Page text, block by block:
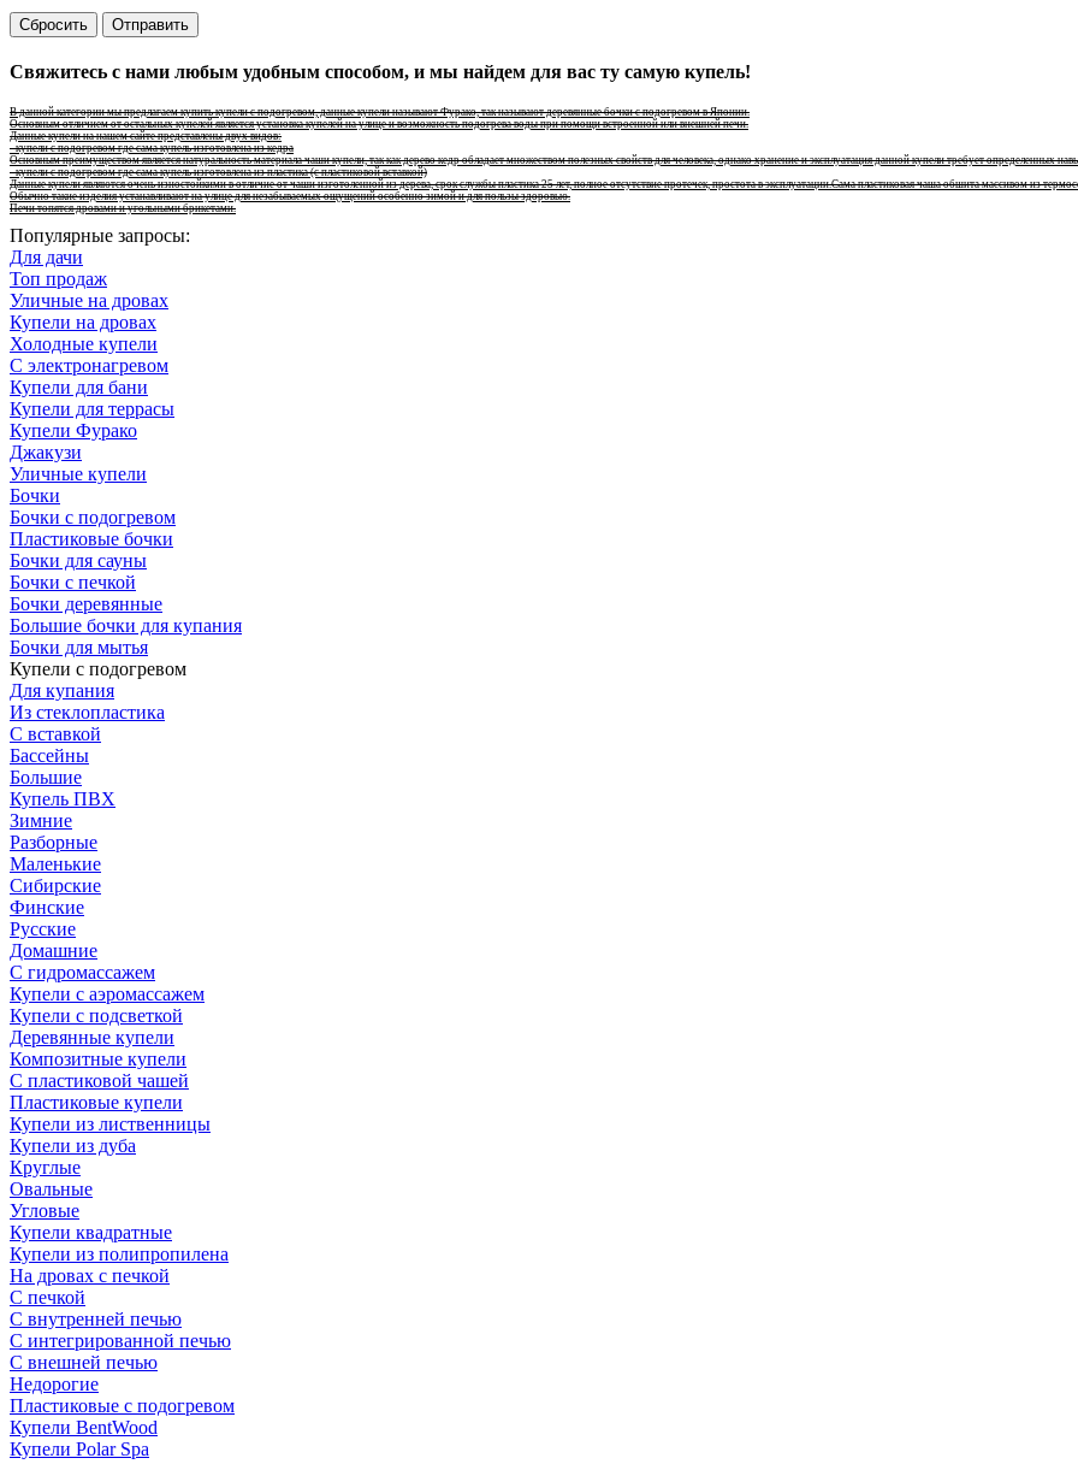
Сбросить Отправить
Свяжитесь с нами любым удобным способом, и мы найдем для вас ту самую купель!
В данной категории мы предлагаем купить купели с подогревом, данные купели называют Фурако, так называют деревянные бочки с подогревом в Японии.
Основным отличием от остальных купелей является установка купелей на улице и возможность подогрева воды при помощи встроенной или внешней печи.
Данные купели на нашем сайте представлены двух видов:
- купели с подогревом где сама купель изготовлена из кедра
Основным преимуществом является натуральность материала чаши купели, так как дерево кедр обладает множеством полезных свойств для человека, однако хранение и эксплуатация данной купели требует определенных
- купели с подогревом где сама купель изготовлена из пластика (с пластиковой вставкой)
Данные купели являются очень изностойкими в отличие от чаши изготоленной из дерева, срок службы пластика 25 лет, полное отсутствие протечек, простота в эксплуатации.Сама пластиковая чаша обшита массивом из
Обычно такие изделия устанавливают на улице для незабываемых ощущений особенно зимой и для пользы здоровью.
Печи топятся дровами и угольными брикетами.
Популярные запросы:
Для дачи
Топ продаж
Уличные на дровах
Купели на дровах
Холодные купели
С электронагревом
Купели для бани
Купели для террасы
Купели Фурако
Джакузи
Уличные купели
Бочки
Бочки с подогревом
Пластиковые бочки
Бочки для сауны
Бочки с печкой
Бочки деревянные
Большие бочки для купания
Бочки для мытья
Купели с подогревом
Для купания
Из стеклопластика
С вставкой
Бассейны
Большие
Купель ПВХ
Зимние
Разборные
Маленькие
Сибирские
Финские
Русские
Домашние
С гидромассажем
Купели с аэромассажем
Купели с подсветкой
Деревянные купели
Композитные купели
С пластиковой чашей
Пластиковые купели
Купели из лиственницы
Купели из дуба
Круглые
Овальные
Угловые
Купели квадратные
Купели из полипропилена
На дровах с печкой
С печкой
С внутренней печью
С интегрированной печью
С внешней печью
Недорогие
Пластиковые с подогревом
Купели BentWood
Купели Polar Spa